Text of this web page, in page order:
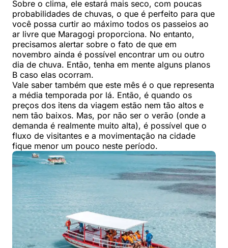
Sobre o clima, ele estará mais seco, com poucas
probabilidades de chuvas, o que é perfeito para que
você possa curtir ao máximo todos os passeios ao
ar livre que Maragogi proporciona. No entanto,
precisamos alertar sobre o fato de que em
novembro ainda é possível encontrar um ou outro
dia de chuva. Então, tenha em mente alguns planos
B caso elas ocorram.
Vale saber também que este mês é o que representa
a média temporada por lá. Então, é quando os
preços dos itens da viagem estão nem tão altos e
nem tão baixos. Mas, por não ser o verão (onde a
demanda é realmente muito alta), é possível que o
fluxo de visitantes e a movimentação na cidade
fique menor um pouco neste período.